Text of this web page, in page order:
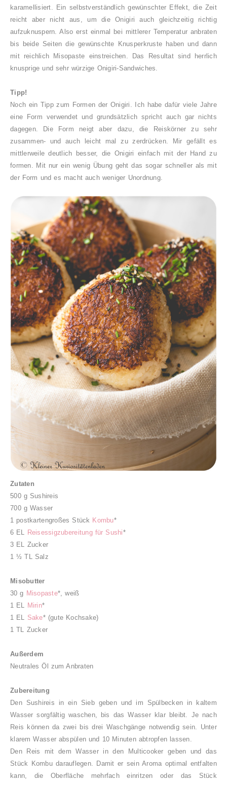
karamellisiert. Ein selbstverständlich gewünschter Effekt, die Zeit
reicht aber nicht aus, um die Onigiri auch gleichzeitig richtig
aufzuknuspern. Also erst einmal bei mittlerer Temperatur anbraten
bis beide Seiten die gewünschte Knusperkruste haben und dann
mit reichlich Misopaste einstreichen. Das Resultat sind herrlich
knusprige und sehr würzige Onigiri-Sandwiches.
Tipp!
Noch ein Tipp zum Formen der Onigiri. Ich habe dafür viele Jahre
eine Form verwendet und grundsätzlich spricht auch gar nichts
dagegen. Die Form neigt aber dazu, die Reiskörner zu sehr
zusammen- und auch leicht mal zu zerdrücken. Mir gefällt es
mittlerweile deutlich besser, die Onigiri einfach mit der Hand zu
formen. Mit nur ein wenig Übung geht das sogar schneller als mit
der Form und es macht auch weniger Unordnung.
Zutaten
500 g Sushireis
700 g Wasser
1 postkartengroßes Stück Kombu*
6 EL Reisessigzubereitung für Sushi*
3 EL Zucker
1 ½ TL Salz
Misobutter
30 g Misopaste*, weiß
1 EL Mirin*
1 EL Sake* (gute Kochsake)
1 TL Zucker
Außerdem
Neutrales Öl zum Anbraten
Zubereitung
Den Sushireis in ein Sieb geben und im Spülbecken in kaltem
Wasser sorgfältig waschen, bis das Wasser klar bleibt. Je nach
Reis können da zwei bis drei Waschgänge notwendig sein. Unter
klarem Wasser abspülen und 10 Minuten abtropfen lassen.
Den Reis mit dem Wasser in den Multicooker geben und das
Stück Kombu darauflegen. Damit er sein Aroma optimal entfalten
kann, die Oberfläche mehrfach einritzen oder das Stück